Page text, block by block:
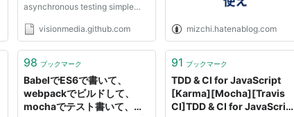
asynchronous testing simple
serially, allowing for flexible and
mapping uncaught exceptions to
on GitHu...
visionmedia.github.com mizchi.hatenablog.com
98 ブックマーク
BabelでES6で書いて、
webpackでビルドして、
mochaでテスト書いて、
91 ブックマーク
TDD & CI for JavaScript
[Karma][Mocha][Travis
CI]TDD & CI for JavaScript